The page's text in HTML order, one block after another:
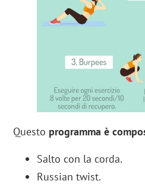
Questo programma è
Salto con la corda.
Russian twist.